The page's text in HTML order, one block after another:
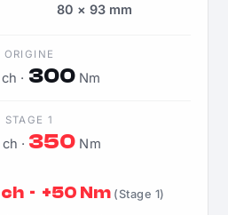
80 × 93 mm
ORIGINE
ch · 300Nm
STAGE 1
· 350 Nm
· +50 Nm (Stage 1)